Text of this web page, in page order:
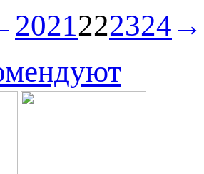
2021222324→